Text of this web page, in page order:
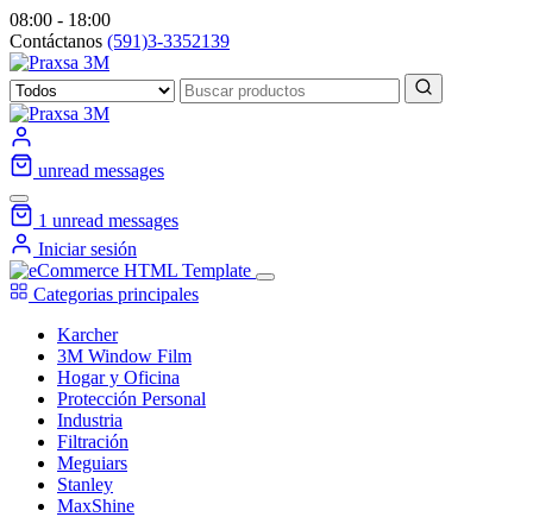
08:00 - 18:00
Contáctanos (591)3-3352139
unread messages
1 unread messages
Iniciar sesión
Categorias principales
Karcher
3M Window Film
Hogar y Oficina
Protección Personal
Industria
Filtración
Meguiars
Stanley
MaxShine